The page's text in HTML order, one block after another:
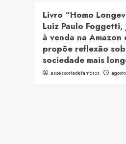
Livro “Homo
Luiz Paulo Foggetti,
à venda na Amazon
propõe reflexão
sociedade mais
assessoriadefamosos